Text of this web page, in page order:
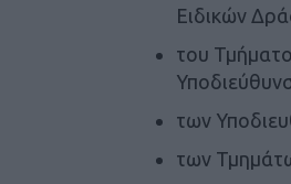
Ειδικών
του
των
των